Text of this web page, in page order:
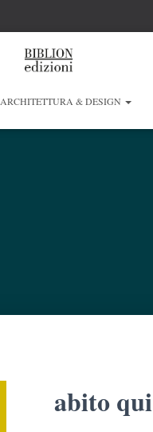
ARCHITETTURA & DESIGN
abito qui